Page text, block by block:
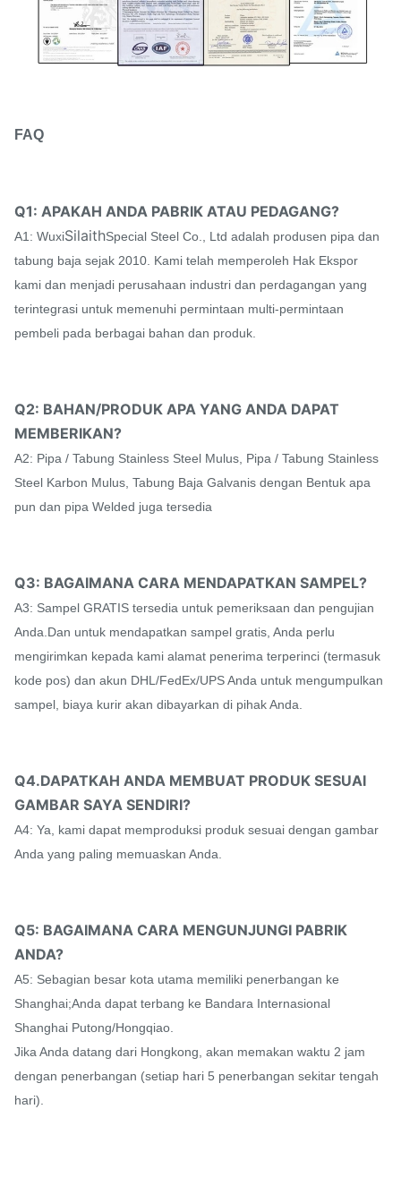
FAQ
Q1: APAKAH ANDA PABRIK ATAU PEDAGANG?
A1: WuxiSilaithSpecial Steel Co., Ltd adalah produsen pipa dan
tabung baja sejak 2010. Kami telah memperoleh Hak Ekspor
kami dan menjadi perusahaan industri dan perdagangan yang
terintegrasi untuk memenuhi permintaan multi-permintaan
pembeli pada berbagai bahan dan produk.
Q2: BAHAN/PRODUK APA YANG ANDA DAPAT
MEMBERIKAN?
A2: Pipa / Tabung Stainless Steel Mulus, Pipa / Tabung Stainless
Steel Karbon Mulus, Tabung Baja Galvanis dengan Bentuk apa
pun dan pipa Welded juga tersedia
Q3: BAGAIMANA CARA MENDAPATKAN SAMPEL?
A3: Sampel GRATIS tersedia untuk pemeriksaan dan pengujian
Anda.Dan untuk mendapatkan sampel gratis, Anda perlu
mengirimkan kepada kami alamat penerima terperinci (termasuk
kode pos) dan akun DHL/FedEx/UPS Anda untuk mengumpulkan
sampel, biaya kurir akan dibayarkan di pihak Anda.
Q4.DAPATKAH ANDA MEMBUAT PRODUK SESUAI
GAMBAR SAYA SENDIRI?
A4: Ya, kami dapat memproduksi produk sesuai dengan gambar
Anda yang paling memuaskan Anda.
Q5: BAGAIMANA CARA MENGUNJUNGI PABRIK
ANDA?
A5: Sebagian besar kota utama memiliki penerbangan ke
Shanghai;Anda dapat terbang ke Bandara Internasional
Shanghai Putong/Hongqiao.
Jika Anda datang dari Hongkong, akan memakan waktu 2 jam
dengan penerbangan (setiap hari 5 penerbangan sekitar tengah
hari).